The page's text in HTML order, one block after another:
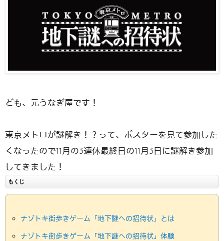
ども、元うなぎ屋です！
東京メトロが謎解き！？って、ポスターを見て参加した
くなったので11月の3連休最終日の11月3日に謎解き参加
してきました！
もくじ
ナゾトキ街歩きゲーム「地下謎への招待状」とは
ナゾトキ街歩きゲーム「地下謎への招待状」体験